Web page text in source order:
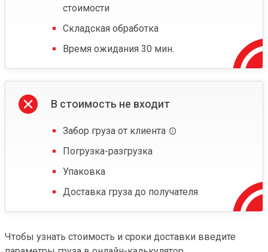
стоимости
Складская обработка
Время ожидания 30 мин.
В стоимость не входит
Забор груза от клиента
Погрузка-разгрузка
Упаковка
Доставка груза до получателя
Чтобы узнать стоимость и сроки доставки введите